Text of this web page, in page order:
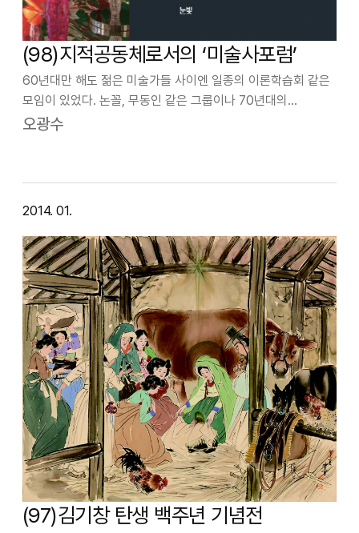
(98)지적공동체로서의 ‘미술사포럼’
60년대만 해도 젊은 미술가들 사이엔 일종의 이론학습회 같은
모임이 있었다. 논꼴, 무동인 같은 그룹이나 70년대의
S.T그룹은 정기적인 모임을 통해 현대미술에 대한 이론학습을
오광수
2014. 01.
(97)김기창 탄생 백주년 기념전